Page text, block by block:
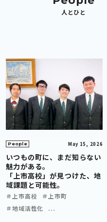
人とひと
People May 15, 2026
いつもの町に、まだ知らない
魅力がある。
「上市高校」が見つけた、地
域課題と可能性。
＃上市高校
＃上市町
＃地域活性化
...